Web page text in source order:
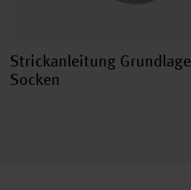
Strickanleitung Grundlage
Socken